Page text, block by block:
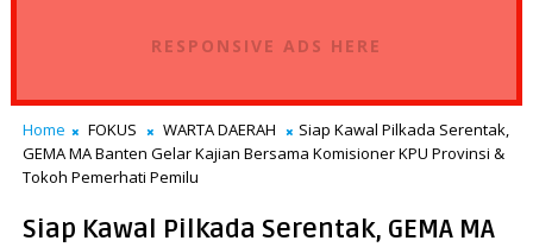
RESPONSIVE ADS HERE
Home FOKUS WARTA DAERAH
Siap Kawal Pilkada Serentak,
GEMA MA Banten Gelar Kajian Bersama Komisioner KPU Provinsi &
Tokoh Pemerhati Pemilu
Siap Kawal Pilkada Serentak, GEMA MA